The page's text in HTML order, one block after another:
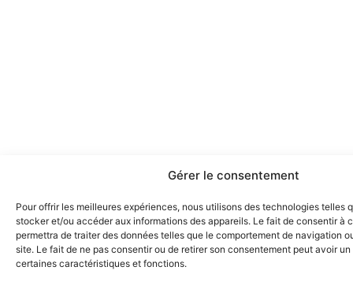
Gérer le consentement
Pour offrir les meilleures expériences, nous utilisons des technologies telles
stocker et/ou accéder aux informations des appareils. Le fait de consentir à
permettra de traiter des données telles que le comportement de navigation
site. Le fait de ne pas consentir ou de retirer son consentement peut avoir
certaines caractéristiques et fonctions.